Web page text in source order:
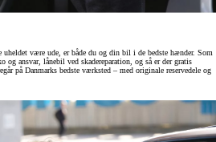
være ude, er både du og din bil i de bedste hænder. Som
og ansvar, lånebil ved skadereparation, og så er der gratis
på Danmarks bedste værksted – med originale reservedele og